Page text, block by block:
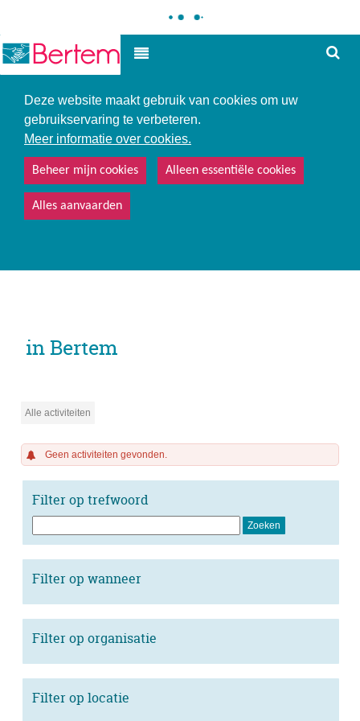
Deze website maakt gebruik van cookies om uw
gebruikservaring te verbeteren.
Meer informatie over cookies.
Beheer mijn cookies Alleen essentiële cookies
Alles aanvaarden
in Bertem
Alle activiteiten
Geen activiteiten gevonden.
Filter op trefwoord
Filter op wanneer
Filter op organisatie
Filter op locatie